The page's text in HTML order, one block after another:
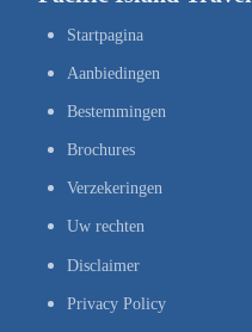
Startpagina
Aanbiedingen
Bestemmingen
Brochures
Verzekeringen
Uw rechten
Disclaimer
Privacy Policy